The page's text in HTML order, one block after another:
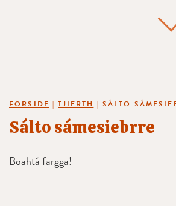
FORSIDE |TJÏERTH | SÁLTO
Sálto sámesiebrre
Boahtá fargga!